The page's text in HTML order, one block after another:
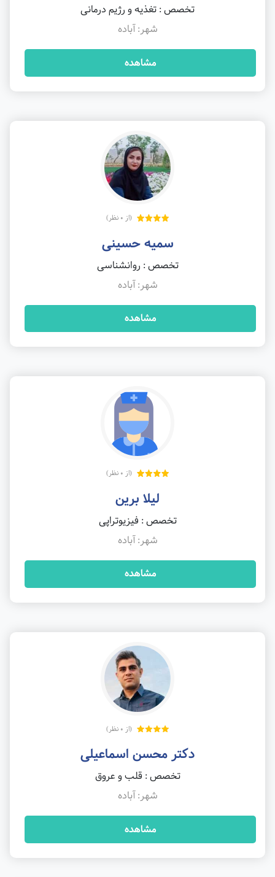
تخصص : تغذیه و رژیم درمانی
شهر: آباده
مشاهده
(از 0 نظر)
سمیه حسینی
تخصص : روانشناسی
شهر: آباده
مشاهده
(از 0 نظر)
لیلا برین
تخصص : فیزیوتراپی
شهر: آباده
مشاهده
(از 0 نظر)
دکتر محسن اسماعیلی
تخصص : قلب و عروق
شهر: آباده
مشاهده